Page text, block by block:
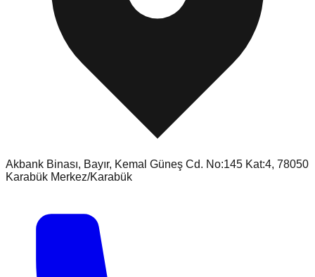
Akbank Binası, Bayır, Kemal Güneş Cd. No:145 Kat:4, 78050
Karabük Merkez/Karabük